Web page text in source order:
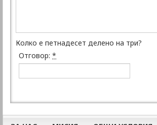
Колко е петнадесет делено на три?
Отговор: *